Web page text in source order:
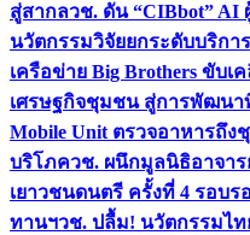
สู่สากลวช. ดัน “CIBbot” AI
นวัตกรรมวิจัยยกระดับบริก
เครือข่าย Big Brothers ขับเ
เศรษฐกิจชุมชน สู่การพัฒนา
Mobile Unit ตรวจอาหารถึ
บริโภควช. ผนึกมูลนิธิอาจา
เยาวชนดนตรี ครั้งที่ 4 รอบ
ทานฯวช. ปลื้ม! นวัตกรรมไท